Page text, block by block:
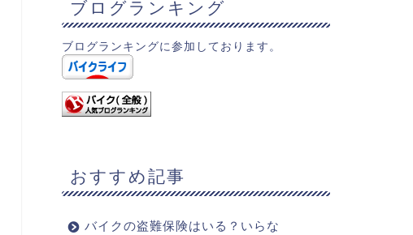
ブログランキング
ブログランキングに参加しております。
おすすめ記事
バイクの盗難保険はいる？いらな